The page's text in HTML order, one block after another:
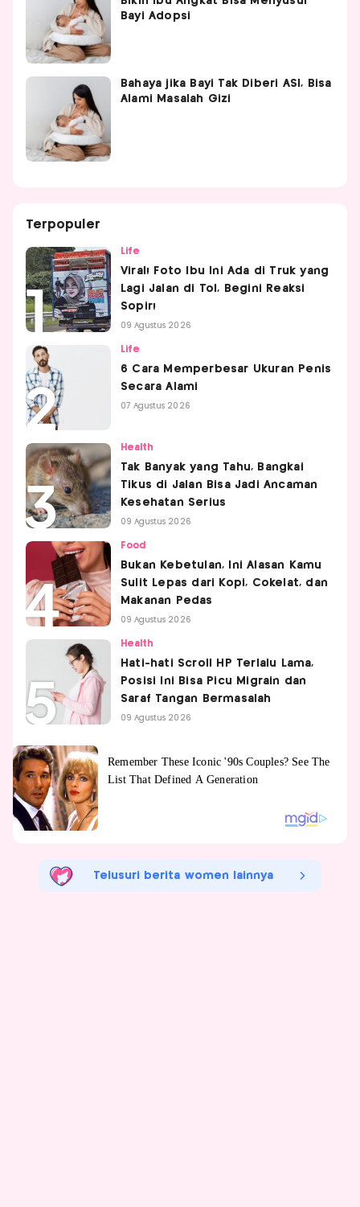
Bayi Adopsi
Bahaya jika Bayi Tak Diberi ASI, Bisa
Alami Masalah Gizi
Terpopuler
Life
Viral! Foto Ibu Ini Ada di Truk yang
Lagi Jalan di Tol, Begini Reaksi
Sopir!
09 Agustus 2026
Life
6 Cara Memperbesar Ukuran Penis
Secara Alami
07 Agustus 2026
Health
Tak Banyak yang Tahu, Bangkai
Tikus di Jalan Bisa Jadi Ancaman
Kesehatan Serius
09 Agustus 2026
Food
Bukan Kebetulan, Ini Alasan Kamu
Sulit Lepas dari Kopi, Cokelat, dan
Makanan Pedas
09 Agustus 2026
Health
Hati-hati Scroll HP Terlalu Lama,
Posisi Ini Bisa Picu Migrain dan
Saraf Tangan Bermasalah
09 Agustus 2026
Telusuri berita women lainnya